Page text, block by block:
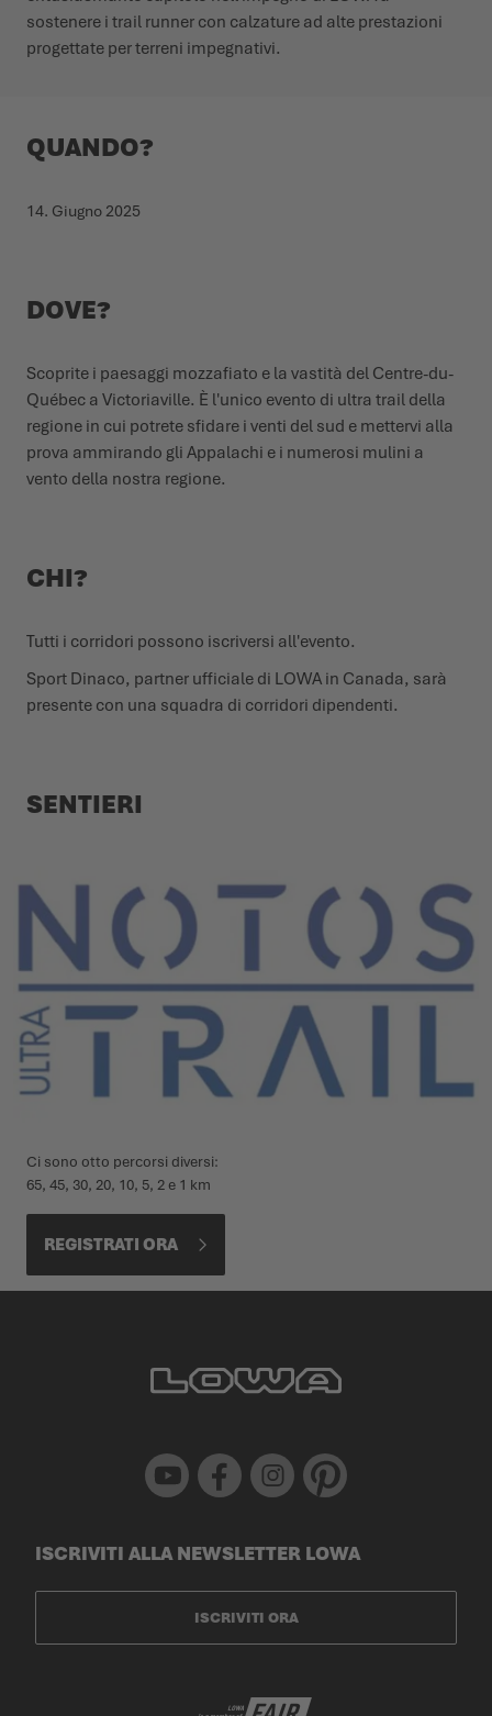
SCARPE INVERNALI
SCARPE INVERNALI
L'ESTATE CI ASPETTA LÀ FUORI
EVENTI
NEWS
CARRIERA
sostenere i trail runner con calzature ad alte prestazioni
progettate per terreni impegnativi.
QUANDO?
14. Giugno 2025
DOVE?
Scoprite i paesaggi mozzafiato e la vastità del Centre-du-
Québec a Victoriaville. È l'unico evento di ultra trail della
regione in cui potrete sfidare i venti del sud e mettervi alla
prova ammirando gli Appalachi e i numerosi mulini a
vento della nostra regione.
CHI?
Tutti i corridori possono iscriversi all'evento.
Sport Dinaco, partner ufficiale di LOWA in Canada, sarà
presente con una squadra di corridori dipendenti.
SENTIERI
Ci sono otto percorsi diversi:
65, 45, 30, 20, 10, 5, 2 e 1 km
REGISTRATI ORA
Youtube Facebook Instagram Pinterest
ISCRIVITI ALLA NEWSLETTER LOWA
ISCRIVITI ORA